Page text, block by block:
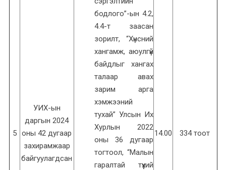
5
УИХ-ын
даргын 2024
оны 42 дугаар
захирамжаар
байгуулагдсан
бодлого”-ын 4.2,
4.4-т заасан
зорилт, “Хүнсний
хангамж, аюулгүй
байдлыг хангах
талаар авах
зарим арга
хэмжээний
тухай” Улсын Их
Хурлын 2022
оны 36 дугаар
тогтоол, “Малын
гаралтай түүхий
14.00 334 тоот